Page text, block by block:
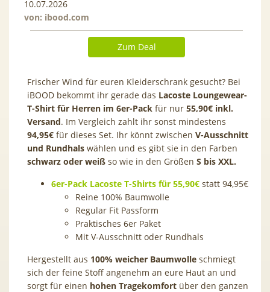
10.07.2026
von: ibood.com
Zum Deal
Frischer Wind für euren Kleiderschrank gesucht? Bei
iBOOD bekommt ihr gerade das Lacoste Loungewear-
T-Shirt für Herren im 6er-Pack für nur 55,90€ inkl.
Versand. Im Vergleich zahlt ihr sonst mindestens
94,95€ für dieses Set. Ihr könnt zwischen V-Ausschnitt
und Rundhals wählen und es gibt sie in den Farben
schwarz oder weiß so wie in den Größen S bis XXL.
6er-Pack Lacoste T-Shirts für 55,90€ statt 94,95€
Reine 100% Baumwolle
Regular Fit Passform
Praktisches 6er Paket
Mit V-Ausschnitt oder Rundhals
Hergestellt aus 100% weicher Baumwolle schmiegt
sich der feine Stoff angenehm an eure Haut an und
sorgt für einen hohen Tragekomfort über den ganzen